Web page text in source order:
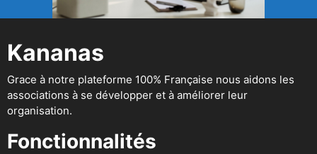
Kananas
Grace à notre plateforme 100% Française nous aidons les
associations à se développer et à améliorer leur
organisation.
Fonctionnalités